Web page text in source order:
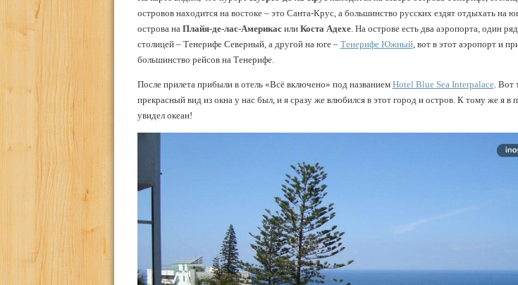
островов находится на востоке – это Санта-Крус, а большинство русских ездят отдыхать на
острова на Плайя-де-лас-Америкасили Коста Адехе. На острове есть два аэропорта, один
столицей – Тенерифе Северный, а другой на юге – Тенерифе Южный, вот в этот аэропорт и
большинство рейсов на Тенерифе.
После прилета прибыли в отель «Всё включено» под названием Hotel Blue Sea Interpalace. Вот
прекрасный вид из окна у нас был, и я сразу же влюбился в этот город и остров. К тому же я в
увидел океан!